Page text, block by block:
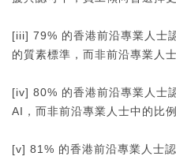
[iii] 79% 的香港前沿專業人士
的質素標準，而非前沿專業人
[iv] 80% 的香港前沿專業人士
AI，而非前沿專業人士中的比
[v] 81% 的香港前沿專業人士